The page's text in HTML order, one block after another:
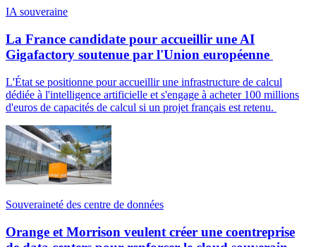
IA souveraine
La France candidate pour accueillir une AI
Gigafactory soutenue par l'Union européenne
L'État se positionne pour accueillir une infrastructure de calcul
dédiée à l'intelligence artificielle et s'engage à acheter 100 millions
d'euros de capacités de calcul si un projet français est retenu.
Souveraineté des centre de données
Orange et Morrison veulent créer une coentreprise